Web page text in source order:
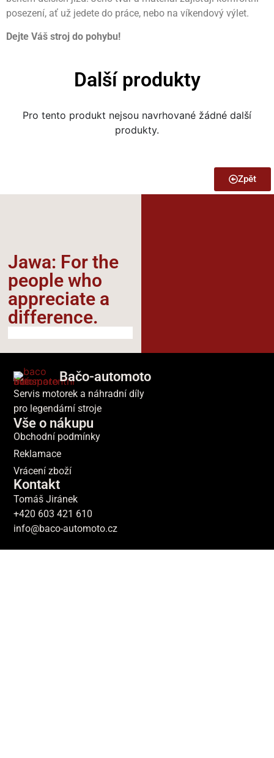
posezení, ať už jedete do práce, nebo na víkendový výlet.
Dejte Váš stroj do pohybu!
Další produkty
Pro tento produkt nejsou navrhované žádné další
produkty.
Zpět
Jawa: For the
people who
appreciate a
difference.​
Bačo-automoto
Servis motorek a náhradní díly
pro legendární stroje
Vše o nákupu
Obchodní podmínky
Reklamace
Vrácení zboží
Kontakt
Tomáš Jiránek
+420 603 421 610
info@baco-automoto.cz